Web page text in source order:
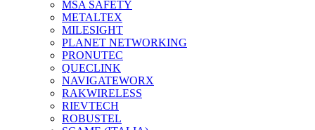
MSA SAFETY
METALTEX
MILESIGHT
PLANET NETWORKING
PRONUTEC
QUECLINK
NAVIGATEWORX
RAKWIRELESS
RIEVTECH
ROBUSTEL